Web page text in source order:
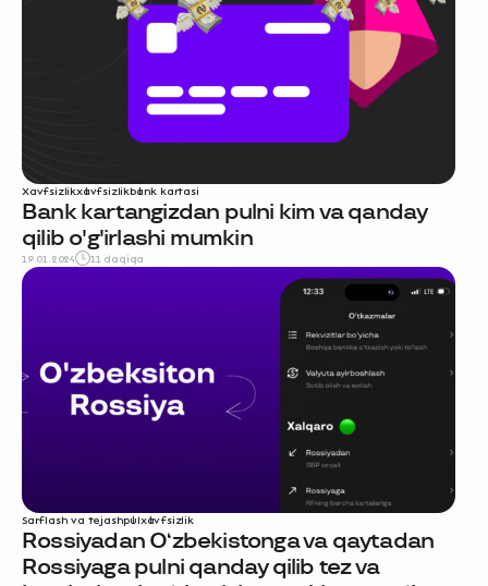
Xavfsizlikxavfsizlikbank kartasi
Bank kartangizdan pulni kim va qanday
qilib o'g'irlashi mumkin
19.01.2024 11 daqiqa
Sarflash va tejashpulxavfsizlik
Rossiyadan O‘zbekistonga va qaytadan
Rossiyaga pulni qanday qilib tez va